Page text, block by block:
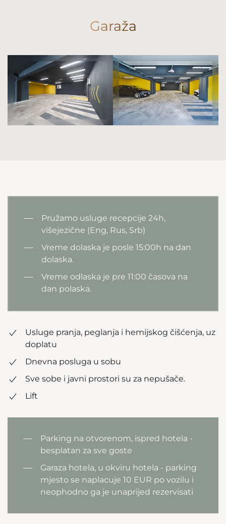
Garaža
Pružamo usluge recepcije 24h,
višejezične (Eng, Rus, Srb)
Vreme dolaska je posle 15:00h na dan
dolaska.
Vreme odlaska je pre 11:00 časova na
dan polaska.
Usluge pranja, peglanja i hemijskog čišćenja, uz
doplatu
Dnevna posluga u sobu
Sve sobe i javni prostori su za nepušače.
Lift
Parking na otvorenom, ispred hotela -
besplatan za sve goste
Garaza hotela, u okviru hotela - parking
mjesto se naplacuje 10 EUR po vozilu i
neophodno ga je unaprijed rezervisati